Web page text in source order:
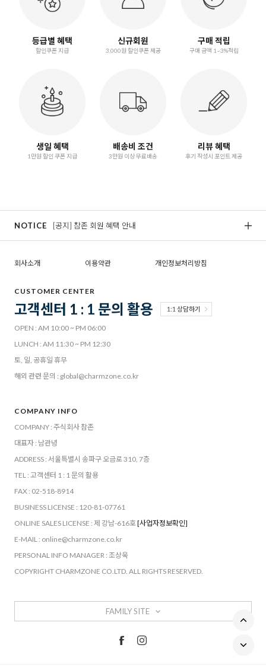
등급별 혜택
할인쿠폰 지급
신규회원
3,000원 할인쿠폰 제공
구매 적립
구매 금액 1~3%적립
생일 혜택
1만원 할인 쿠폰 지급
배송비 조건
3만원 이상 무료배송
리뷰 혜택
후기 작성시 포인트 제공
NOTICE [공지] 참존 회원 혜택 안내
회사소개 이용약관 개인정보처리방침
CUSTOMER CENTER
고객센터 1 : 1 문의 활용 1:1 상담하기
OPEN : AM 10:00 ~ PM 06:00
LUNCH : AM 11:30 ~ PM 12:30
토, 일, 공휴일 휴무
해외 관련 문의 : global@charmzone.co.kr
COMPANY INFO
COMPANY : 주식회사 참존
대표자 : 남관녕
ADDRESS : 서울특별시 송파구 오금로 310, 7층
TEL : 고객센터 1 : 1 문의 활용
FAX : 02-518-8914
BUSINESS LICENSE : 120-81-07761
ONLINE SALES LICENSE : 제 강남-616호[사업자정보확인]
E-MAIL : online@charmzone.co.kr
PERSONAL INFO MANAGER : 조상욱
COPYRIGHT CHARMZONE CO.LTD. ALL RIGHTS RESERVED.
FAMILY SITE